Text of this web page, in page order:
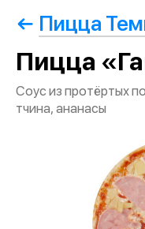
Пицца
Пицца
Соус из протёртых
тчина, ананасы